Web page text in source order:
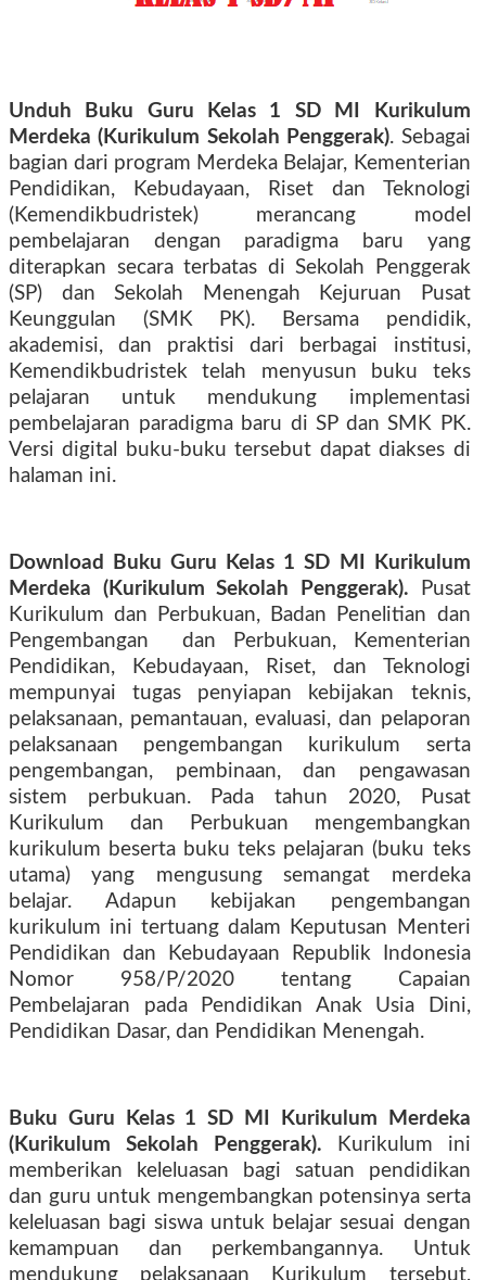
Unduh Buku Guru Kelas 1 SD MI
Kurikulum
Merdeka (Kurikulum Sekolah Penggerak). Sebagai
bagian dari program Merdeka Belajar, Kementerian
Pendidikan, Kebudayaan, Riset dan Teknologi
(Kemendikbudristek) merancang model
pembelajaran dengan paradigma baru yang
diterapkan secara terbatas di Sekolah Penggerak
(SP) dan Sekolah Menengah Kejuruan Pusat
Keunggulan (SMK PK). Bersama pendidik,
akademisi, dan praktisi dari berbagai institusi,
Kemendikbudristek telah menyusun buku teks
pelajaran untuk mendukung implementasi
pembelajaran paradigma baru di SP dan SMK PK.
Versi digital buku-buku tersebut dapat diakses di
halaman ini.
Download Buku Guru Kelas 1 SD MI
Kurikulum
Merdeka (Kurikulum Sekolah Penggerak).
Pusat
Kurikulum dan Perbukuan, Badan Penelitian dan
Pengembangan
dan Perbukuan, Kementerian
Pendidikan, Kebudayaan, Riset, dan Teknologi
mempunyai tugas penyiapan kebijakan teknis,
pelaksanaan, pemantauan, evaluasi, dan pelaporan
pelaksanaan pengembangan kurikulum serta
pengembangan, pembinaan, dan pengawasan
sistem perbukuan. Pada tahun 2020, Pusat
Kurikulum dan Perbukuan mengembangkan
kurikulum beserta buku teks pelajaran (buku teks
utama) yang mengusung semangat merdeka
belajar. Adapun kebijakan pengembangan
kurikulum ini tertuang dalam Keputusan Menteri
Pendidikan dan Kebudayaan Republik Indonesia
Nomor 958/P/2020 tentang Capaian
Pembelajaran pada Pendidikan Anak Usia Dini,
Pendidikan Dasar, dan Pendidikan Menengah.
Buku Guru Kelas 1 SD MI
Kurikulum Merdeka
(Kurikulum Sekolah Penggerak).
Kurikulum ini
memberikan keleluasan bagi satuan pendidikan
dan guru untuk mengembangkan potensinya serta
keleluasan bagi siswa untuk belajar sesuai dengan
kemampuan dan perkembangannya. Untuk
mendukung pelaksanaan Kurikulum tersebut,